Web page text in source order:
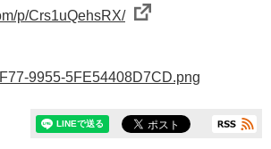
p/Crs1uQehsRX/
9955-5FE54408D7CD.png